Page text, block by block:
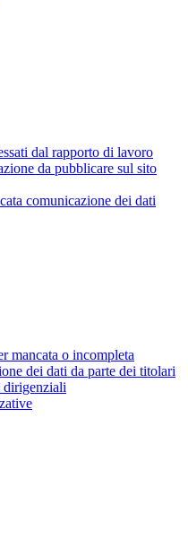
dal rapporto di lavoro
da pubblicare sul sito
comunicazione dei dati
mancata o incompleta
dei dati da parte dei titolari